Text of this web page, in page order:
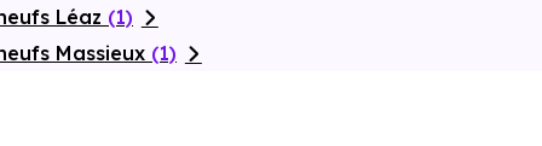
Léaz (1)
Massieux (1)